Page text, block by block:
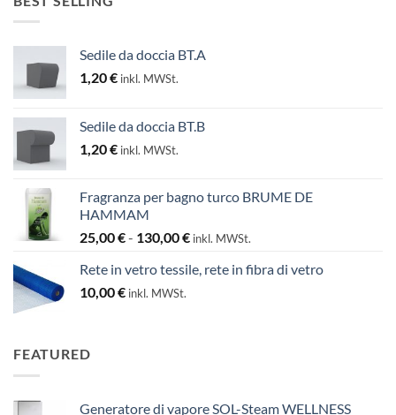
Sedile da doccia BT.A
1,20€ inkl. MWSt.
Sedile da doccia BT.B
1,20€ inkl. MWSt.
Fragranza per bagno turco BRUME DE
HAMMAM
25,00€- 130,00€Fascia
prezzo:
inkl. MWSt.
Rete in vetro tessile, rete in fibra di vetro
10,00€ inkl. MWSt.
FEATURED
Generatore di vapore SOL-Steam WELLNESS